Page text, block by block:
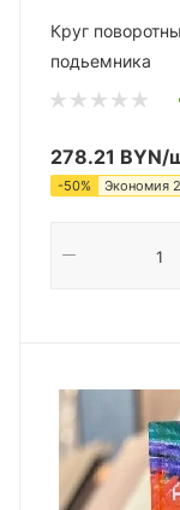
Круг
подьемника
278.21 BYN/
-50% Экономия